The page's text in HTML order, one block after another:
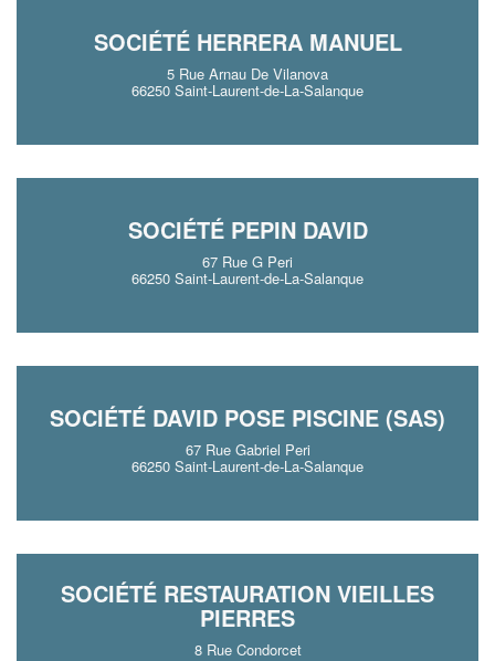
SOCIÉTÉ HERRERA MANUEL
5 Rue Arnau De Vilanova
66250 Saint-Laurent-de-La-Salanque
SOCIÉTÉ PEPIN DAVID
67 Rue G Peri
66250 Saint-Laurent-de-La-Salanque
SOCIÉTÉ DAVID POSE PISCINE (SAS)
67 Rue Gabriel Peri
66250 Saint-Laurent-de-La-Salanque
SOCIÉTÉ RESTAURATION VIEILLES
PIERRES
8 Rue Condorcet